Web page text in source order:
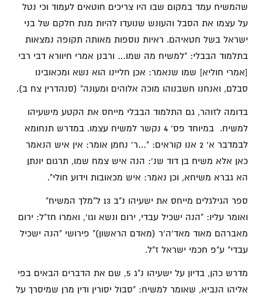
שהמשיח עמד במקום שבו היו צריכים חוטאים לעמוד וכי נטל
על עצמו את הסבל והעונש שנועדו להיות מנת חלקם של בני
ישראל בשל חטאיהם. ראיות נוספות מאותה תקופה נמצאות
בתלמוד הבבלי: "למשיח מה שמו… ורבנן אמרי חיוורא דבי רבי
[אמרי חוליא] שמו שנאמר: אכן חליינו הוא נשא ומכאובינו
סבלם, ואנחנו חשבנוהו מוכה אלוהים ומעונה" (סנהדרין צח ב).
בדומה לזוהר, גם התלמוד הבבלי מייחס את הקטע מישעיהו
למשיח. במיוחד פס' 4 נקשר למשיח עצמו. במדרש תנחומא
לבמדבר א' 2 אנו קוראים: "…ר' נחמן אומר: אין איש הנאמר
כאן אלא משיח בן דוד שנ': הנה איש צמח שמו, תרגום יונתן
הא גברא משיחא, וכן נאמר: איש מכאובות וידוע חולי".
ספר הגילגלים מייחס את ישעיהו נ"ב 13 ל"מלך המשיח"
ואומר עליו: "הנה ישכיל עבדי, ירום ונשא וגו', ואמרו חז"ל: ירום
מאברהם מאוד מאד'ה'ר (מאדם הראשון)" פירושי "הנה ישכיל
עבדי" ע"פ חכמי ישראל ז"ל.
מדרש כהן, בדיון על ישעיהו נ"ג 5, שם את הדברים הבאים בפי
אליהו הנביא, שאומר למשיח: "סבול יסורין ודין מרן שמיסרך על